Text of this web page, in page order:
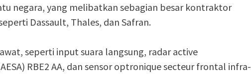
negara, yang melibatkan sebagian besar kontraktor
Dassault, Thales, dan Safran.
seperti input suara langsung, radar active
RBE2 AA, dan sensor optronique secteur frontal infra-